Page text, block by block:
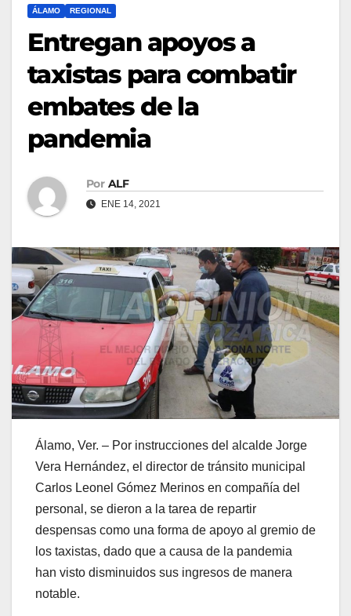
ÁLAMO REGIONAL
Entregan apoyos a
taxistas para combatir
embates de la
pandemia
Por ALF
ENE 14, 2021
Álamo, Ver. – Por instrucciones del alcalde Jorge
Vera Hernández, el director de tránsito municipal
Carlos Leonel Gómez Merinos en compañía del
personal, se dieron a la tarea de repartir
despensas como una forma de apoyo al gremio de
los taxistas, dado que a causa de la pandemia
han visto disminuidos sus ingresos de manera
notable.